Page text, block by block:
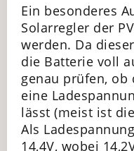
Ein besonderes
Solarregler der
werden. Da
die Batterie voll
genau prüfen, ob
eine
lässt (meist ist
Als
14,4V, wobei